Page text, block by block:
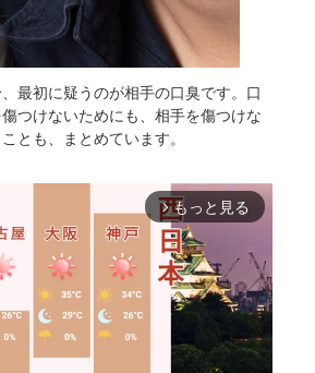
最初に疑うのが相手の口臭です。口
つけないためにも、相手を傷つけな
とも、まとめています。
arrow_forward_ios もっと見る